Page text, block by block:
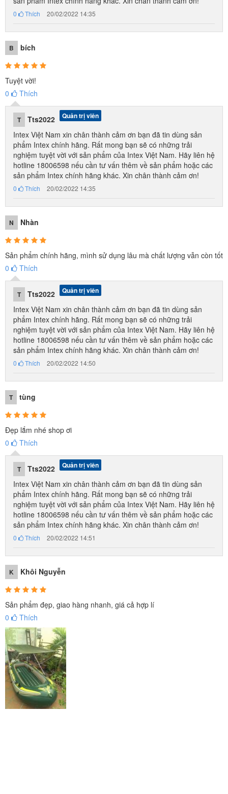
Video hướng dẫn lắp mái che thuyền hơi
0 Thích 20/02/2022 14:35
B bích
Tuyệt vời!
0
Thích
T Tts2022 Quản trị viên
Intex Việt Nam xin chân thành cảm ơn bạn đã tin dùng sản
phẩm Intex chính hãng. Rất mong bạn sẽ có những trải
nghiệm tuyệt vời với sản phẩm của Intex Việt Nam. Hãy liên hệ
hotline 18006598 nếu cần tư vấn thêm về sản phẩm hoặc các
sản phẩm Intex chính hãng khác. Xin chân thành cảm ơn!
0 Thích 20/02/2022 14:35
N Nhàn
Sản phẩm chính hãng, mình sử dụng lâu mà chất lượng vẫn còn tốt
0
Thích
T Tts2022 Quản trị viên
Intex Việt Nam xin chân thành cảm ơn bạn đã tin dùng sản
phẩm Intex chính hãng. Rất mong bạn sẽ có những trải
nghiệm tuyệt vời với sản phẩm của Intex Việt Nam. Hãy liên hệ
hotline 18006598 nếu cần tư vấn thêm về sản phẩm hoặc các
sản phẩm Intex chính hãng khác. Xin chân thành cảm ơn!
0 Thích 20/02/2022 14:50
T tùng
Đẹp lắm nhé shop ơi
0
Thích
T Tts2022 Quản trị viên
Intex Việt Nam xin chân thành cảm ơn bạn đã tin dùng sản
phẩm Intex chính hãng. Rất mong bạn sẽ có những trải
nghiệm tuyệt vời với sản phẩm của Intex Việt Nam. Hãy liên hệ
hotline 18006598 nếu cần tư vấn thêm về sản phẩm hoặc các
sản phẩm Intex chính hãng khác. Xin chân thành cảm ơn!
0 Thích 20/02/2022 14:51
K Khôi Nguyễn
Sản phẩm đẹp, giao hàng nhanh, giá cả hợp lí
0
Thích